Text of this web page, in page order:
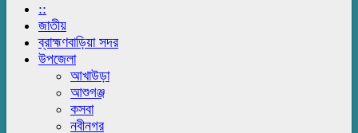
::
জাতীয়
ব্রাহ্মণবাড়িয়া সদর
উপজেলা
আখাউড়া
আশুগঞ্জ
কসবা
নবীনগর